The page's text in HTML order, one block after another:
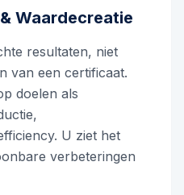
Waardecreatie
resultaten, niet
van een certificaat.
doelen als
U ziet het
verbeteringen